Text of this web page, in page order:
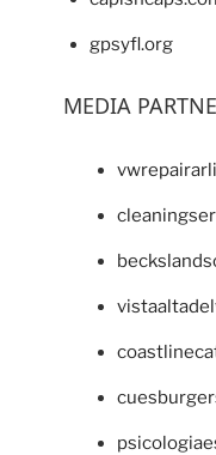
gpsyfl.org
MEDIA